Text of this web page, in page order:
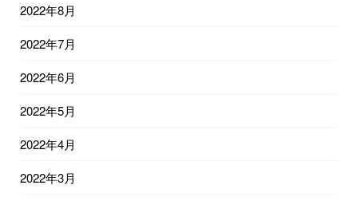
2022年8月
2022年7月
2022年6月
2022年5月
2022年4月
2022年3月